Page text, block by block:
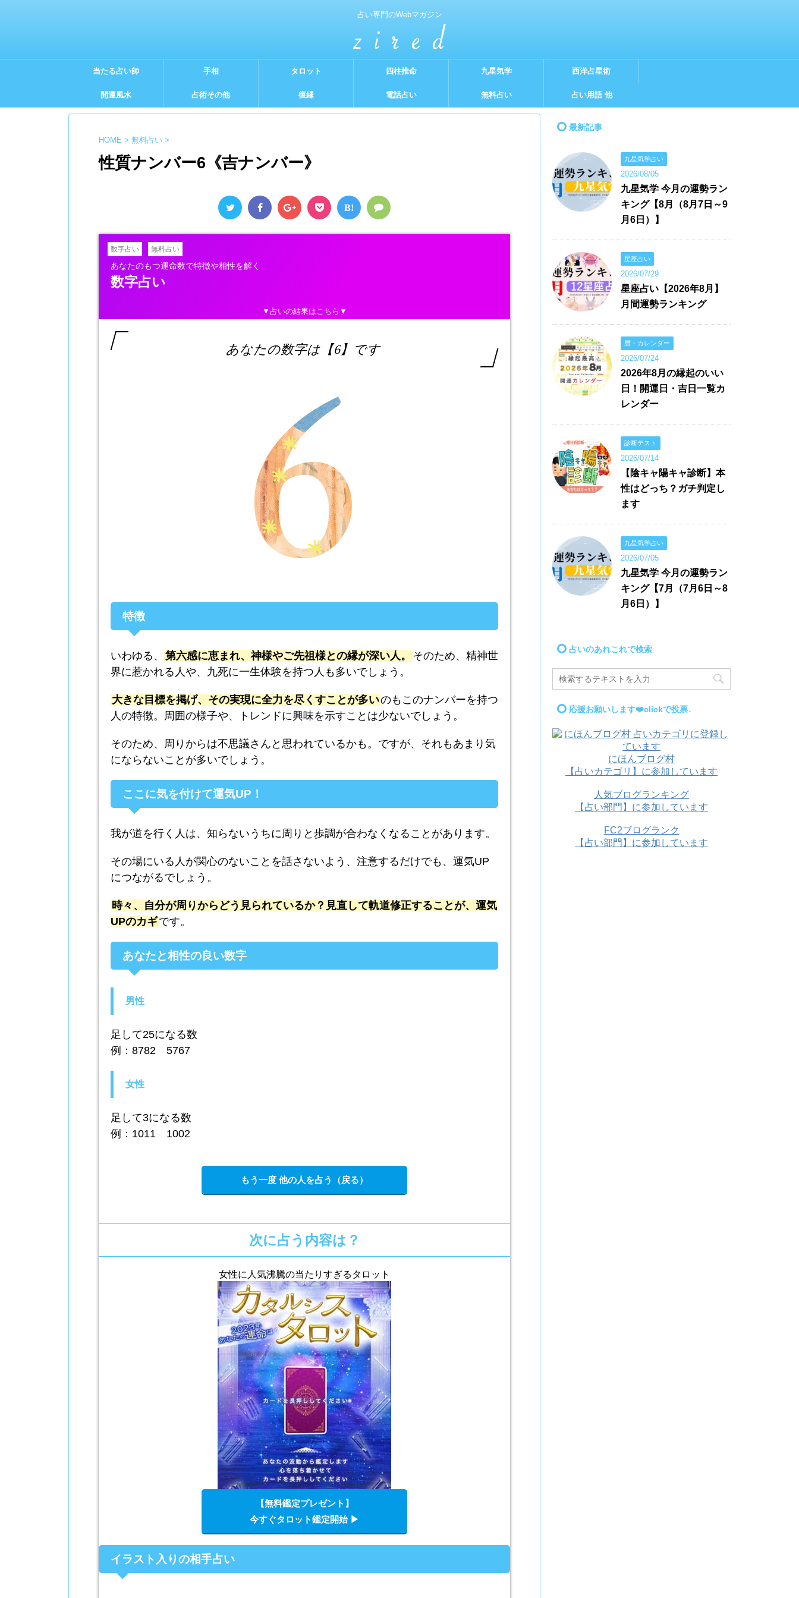
占い専門のWebマガジン
当たる占い師 手相 タロット 四柱推命 九星気学 西洋占星術
開運風水 占術その他 復縁 電話占い 無料占い 占い用語 他
HOME > 無料占い >
性質ナンバー6《吉ナンバー》
B!
数字占い 無料占い
あなたのもつ運命数で特徴や相性を解く
数字占い
▼占いの結果はこちら▼
あなたの数字は【6】です
特徴
いわゆる、 第六感に恵まれ、神様やご先祖様との縁が深い人。
そのため、精神世
界に惹かれる人や、九死に一生体験を持つ人も多いでしょう。
大きな目標を掲げ、その実現に全力を尽くすことが多いのもこのナンバーを持つ
人の特徴。周囲の様子や、トレンドに興味を示すことは少ないでしょう。
そのため、周りからは不思議さんと思われているかも。ですが、それもあまり気
にならないことが多いでしょう。
ここに気を付けて運気UP！
我が道を行く人は、知らないうちに周りと歩調が合わなくなることがあります。
その場にいる人が関心のないことを話さないよう、注意するだけでも、運気UP
につながるでしょう。
時々、自分が周りからどう見られているか？見直して軌道修正することが、運気
UPのカギです。
あなたと相性の良い数字
男性
足して25になる数
例：8782 5767
女性
足して3になる数
例：1011 1002
もう一度 他の人を占う（戻る）
次に占う内容は？
女性に人気沸騰の当たりすぎるタロット
【無料鑑定プレゼント】
今すぐタロット鑑定開始 ▶︎
イラスト入りの相手占い
最新記事
九星気学占い
2026/08/05
九星気学 今月の運勢ラン
キング【8月（8月7日～9
月6日）】
星座占い
2026/07/29
星座占い【2026年8月】
月間運勢ランキング
暦・カレンダー
2026/07/24
2026年8月の縁起のいい
日！開運日・吉日一覧カ
レンダー
診断テスト
2026/07/14
【陰キャ陽キャ診断】本
性はどっち？ガチ判定し
ます
九星気学占い
2026/07/05
九星気学 今月の運勢ラン
キング【7月（7月6日～8
月6日）】
占いのあれこれで検索
応援お願いします❤️clickで投票↓
にほんブログ村
【占いカテゴリ】に参加しています
人気ブログランキング
【占い部門】に参加しています
FC2ブログランク
【占い部門】に参加しています